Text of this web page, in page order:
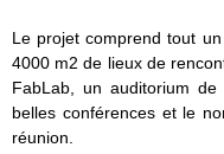
Le projet comprend tout
4000 m2 de lieux de
FabLab, un auditorium de
belles conférences et le
réunion.